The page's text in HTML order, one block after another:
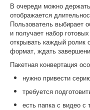
В очереди можно
отображается
Пользователь выбирает
и получает набор
открывать каждый ролик
формат, ждать
Пакетная конвертация
нужно привести
требуется
есть папка с видео